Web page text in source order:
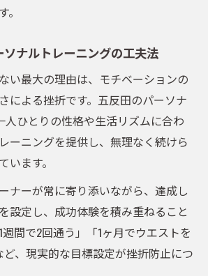
ナルトレーニングの工夫法
い最大の理由は、モチベーションの
による挫折です。五反田のパーソナ
人ひとりの性格や生活リズムに合わ
ーニングを提供し、無理なく続けら
います。
ナーが常に寄り添いながら、達成し
設定し、成功体験を積み重ねること
間で2回通う」「1ヶ月でウエストを
、現実的な目標設定が挫折防止につ